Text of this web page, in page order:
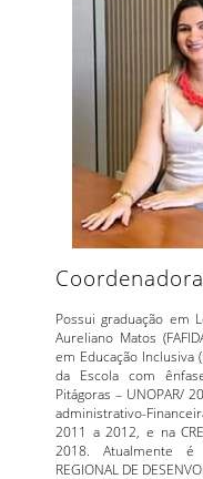
Possui graduação em
Aureliano Matos
em Educação Inclusiva
da Escola com
Pitágoras – UNOPAR/
administrativo-
2011 a 2012, e na
2018. Atualmente é
REGIONAL DE